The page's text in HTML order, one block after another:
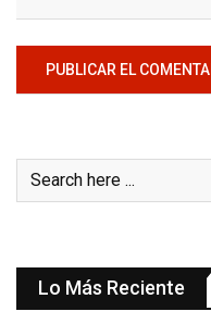
Lo Más Reciente